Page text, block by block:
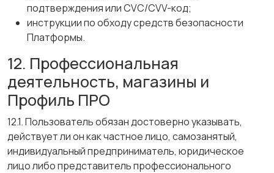
подтверждения или CVC/CVV-код;
инструкции по обходу средств безопасности
Платформы.
12. Профессиональная
деятельность, магазины и
Профиль ПРО
12.1. Пользователь обязан достоверно указывать,
действует ли он как частное лицо, самозанятый,
индивидуальный предприниматель, юридическое
лицо либо представитель профессионального